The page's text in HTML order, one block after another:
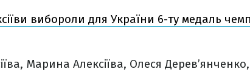
вибороли для України 6-ту медаль
Марина Алексіїва, Олеся